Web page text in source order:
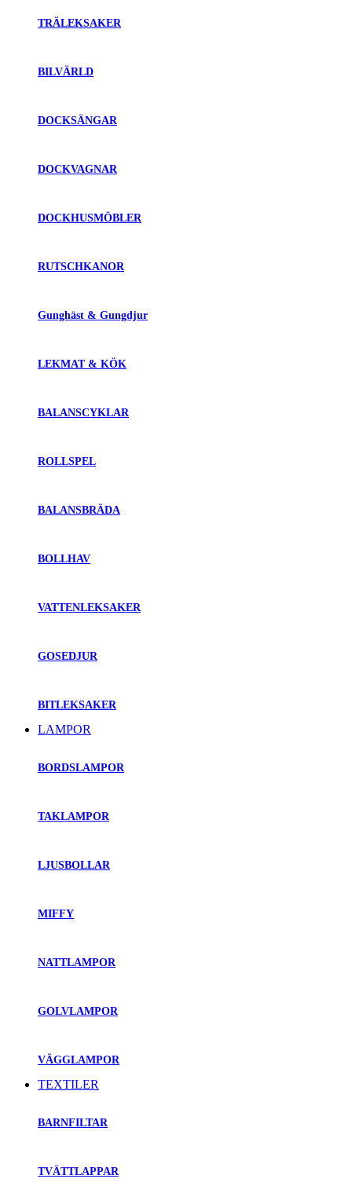
TRÄLEKSAKER
BILVÄRLD
DOCKSÄNGAR
DOCKVAGNAR
DOCKHUSMÖBLER
RUTSCHKANOR
Gunghäst & Gungdjur
LEKMAT & KÖK
BALANSCYKLAR
ROLLSPEL
BALANSBRÄDA
BOLLHAV
VATTENLEKSAKER
GOSEDJUR
BITLEKSAKER
LAMPOR
BORDSLAMPOR
TAKLAMPOR
LJUSBOLLAR
MIFFY
NATTLAMPOR
GOLVLAMPOR
VÄGGLAMPOR
TEXTILER
BARNFILTAR
TVÄTTLAPPAR